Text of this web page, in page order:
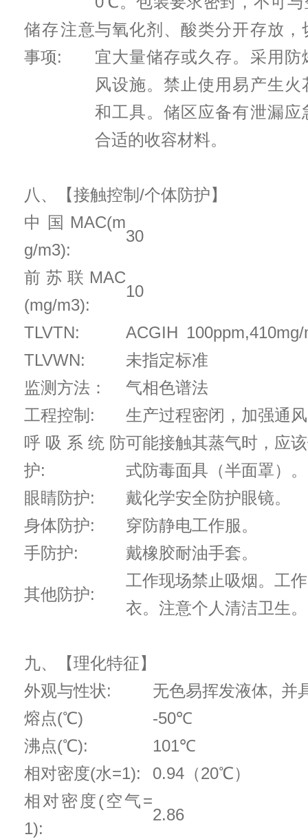
储存注意
事项:
与氧化剂、酸类分开存放，
宜大量储存或久存。采用防
风设施。禁止使用易产生火
和工具。储区应备有泄漏应
合适的收容材料。
八、【接触控制/个体防护】
中国MAC(m
g/m3):
30
前苏联MAC
(mg/m3):
10
TLVTN:
ACGIH 100ppm,410mg/
TLVWN:
未指定标准
监测方法：
气相色谱法
工程控制:
生产过程密闭，加强通
呼吸系统防
护:
可能接触其蒸气时，应
式防毒面具（半面罩）。
眼睛防护:
戴化学安全防护眼镜。
身体防护:
穿防静电工作服。
手防护:
戴橡胶耐油手套。
其他防护:
工作现场禁止吸烟。工
衣。注意个人清洁卫生。
九、【理化特征】
外观与性状:
无色易挥发液体, 并
熔点(℃)
-50℃
沸点(℃):
101℃
相对密度(水=1):
0.94（20℃）
相对密度(空气=
1):
2.86